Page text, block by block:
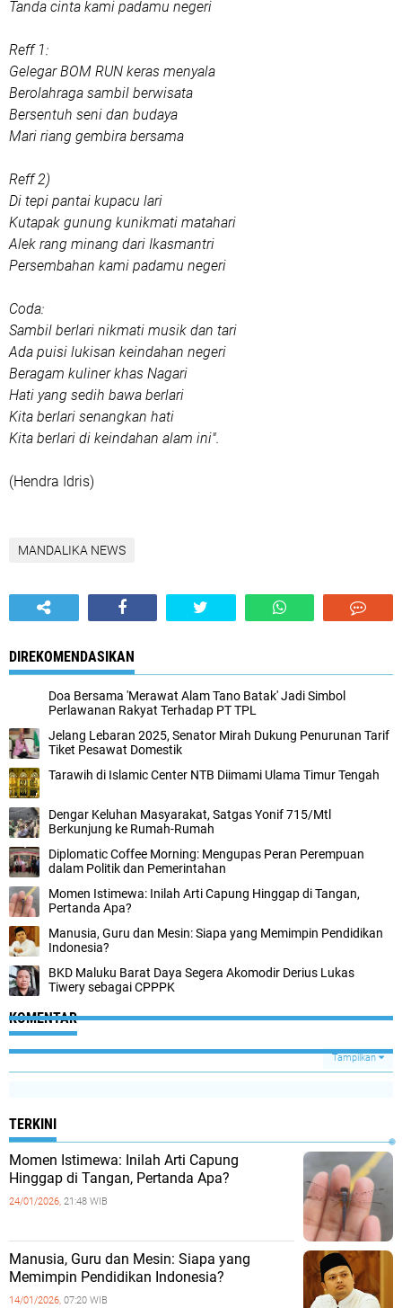
Tanda cinta kami padamu negeri
Reff 1:
Gelegar BOM RUN keras menyala
Berolahraga sambil berwisata
Bersentuh seni dan budaya
Mari riang gembira bersama
Reff 2)
Di tepi pantai kupacu lari
Kutapak gunung kunikmati matahari
Alek rang minang dari Ikasmantri
Persembahan kami padamu negeri
Coda:
Sambil berlari nikmati musik dan tari
Ada puisi lukisan keindahan negeri
Beragam kuliner khas Nagari
Hati yang sedih bawa berlari
Kita berlari senangkan hati
Kita berlari di keindahan alam ini".
(Hendra Idris)
MANDALIKA NEWS
DIREKOMENDASIKAN
Doa Bersama 'Merawat Alam Tano Batak' Jadi Simbol
Perlawanan Rakyat Terhadap PT TPL
Jelang Lebaran 2025, Senator Mirah Dukung Penurunan Tarif
Tiket Pesawat Domestik
Tarawih di Islamic Center NTB Diimami Ulama Timur Tengah
Dengar Keluhan Masyarakat, Satgas Yonif 715/Mtl
Berkunjung ke Rumah-Rumah
Diplomatic Coffee Morning: Mengupas Peran Perempuan
dalam Politik dan Pemerintahan
Momen Istimewa: Inilah Arti Capung Hinggap di Tangan,
Pertanda Apa?
Manusia, Guru dan Mesin: Siapa yang Memimpin Pendidikan
Indonesia?
BKD Maluku Barat Daya Segera Akomodir Derius Lukas
Tiwery sebagai CPPPK
KOMENTAR
Tampilkan
TERKINI
Momen Istimewa: Inilah Arti Capung
Hinggap di Tangan, Pertanda Apa?
24/01/2026, 21:48 WIB
Manusia, Guru dan Mesin: Siapa yang
Memimpin Pendidikan Indonesia?
14/01/2026, 07:20 WIB